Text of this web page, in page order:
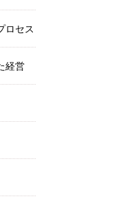
ロセス
経営